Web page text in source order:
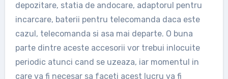
depozitare, statia de andocare, adaptorul pentru
incarcare, baterii pentru telecomanda daca este
cazul, telecomanda si asa mai departe. O buna
parte dintre aceste accesorii vor trebui inlocuite
periodic atunci cand se uzeaza, iar momentul in
care va fi necesar sa faceti acest lucru va fi